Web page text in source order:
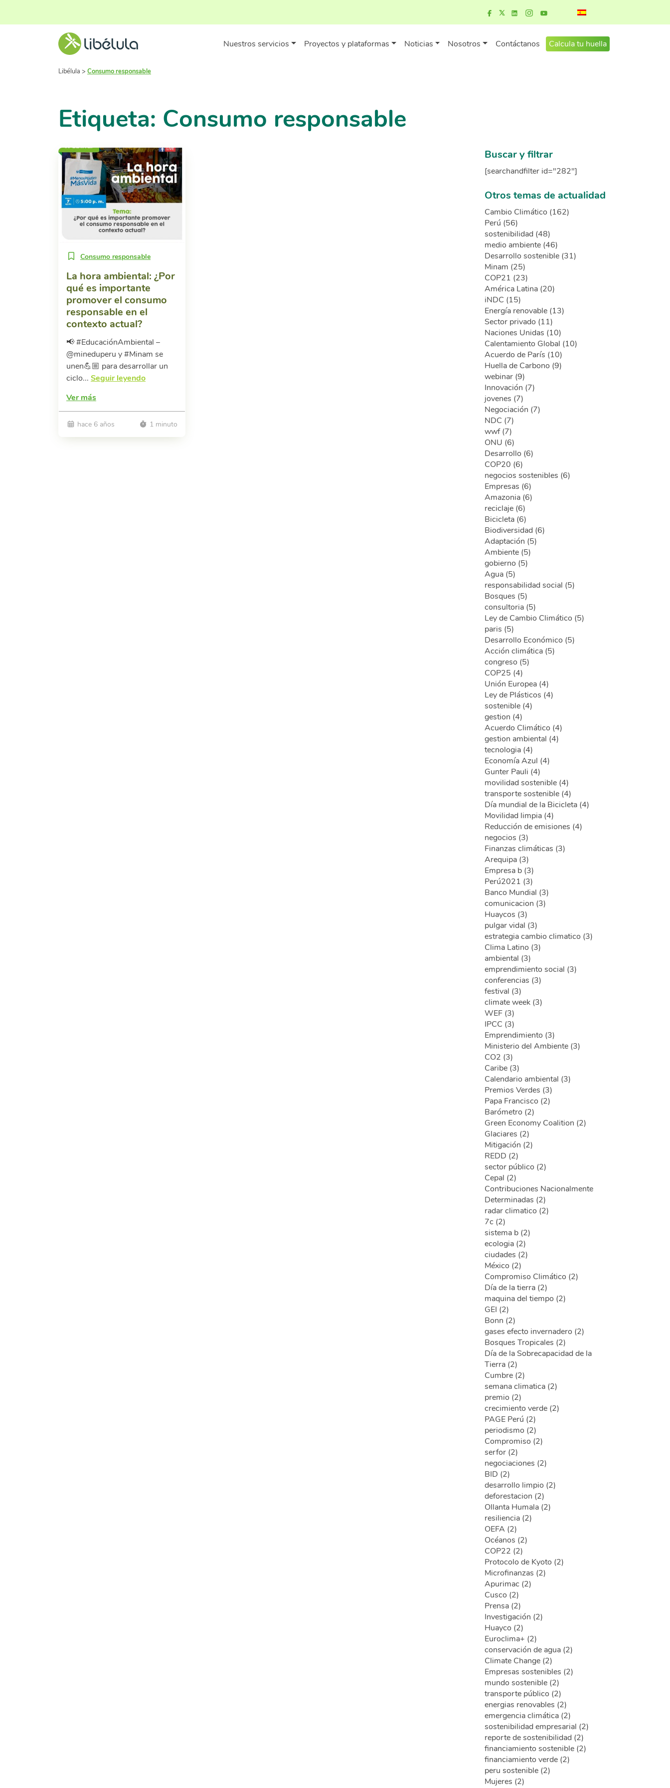
Nuestros servicios Proyectos y plataformas Noticias Nosotros Contáctanos Calcula tu huella
Libélula > Consumo responsable
Etiqueta: Consumo responsable
Consumo responsable
La hora ambiental: ¿Por
qué es importante
promover el consumo
responsable en el
contexto actual?
📢 #EducaciónAmbiental –
@mineduperu y #Minam se
unen💪🏼 para desarrollar un
ciclo... Seguir leyendo
Ver más
hace 6 años 1 minuto
Buscar y filtrar
[searchandfilter id="282"]
Otros temas de actualidad
Cambio Climático (162)
Perú (56)
sostenibilidad (48)
medio ambiente (46)
Desarrollo sostenible (31)
Minam (25)
COP21 (23)
América Latina (20)
iNDC (15)
Energía renovable (13)
Sector privado (11)
Naciones Unidas (10)
Calentamiento Global (10)
Acuerdo de París (10)
Huella de Carbono (9)
webinar (9)
Innovación (7)
jovenes (7)
Negociación (7)
NDC (7)
wwf (7)
ONU (6)
Desarrollo (6)
COP20 (6)
negocios sostenibles (6)
Empresas (6)
Amazonia (6)
reciclaje (6)
Bicicleta (6)
Biodiversidad (6)
Adaptación (5)
Ambiente (5)
gobierno (5)
Agua (5)
responsabilidad social (5)
Bosques (5)
consultoria (5)
Ley de Cambio Climático (5)
paris (5)
Desarrollo Económico (5)
Acción climática (5)
congreso (5)
COP25 (4)
Unión Europea (4)
Ley de Plásticos (4)
sostenible (4)
gestion (4)
Acuerdo Climático (4)
gestion ambiental (4)
tecnologia (4)
Economía Azul (4)
Gunter Pauli (4)
movilidad sostenible (4)
transporte sostenible (4)
Día mundial de la Bicicleta (4)
Movilidad limpia (4)
Reducción de emisiones (4)
negocios (3)
Finanzas climáticas (3)
Arequipa (3)
Empresa b (3)
Perú2021 (3)
Banco Mundial (3)
comunicacion (3)
Huaycos (3)
pulgar vidal (3)
estrategia cambio climatico (3)
Clima Latino (3)
ambiental (3)
emprendimiento social (3)
conferencias (3)
festival (3)
climate week (3)
WEF (3)
IPCC (3)
Emprendimiento (3)
Ministerio del Ambiente (3)
CO2 (3)
Caribe (3)
Calendario ambiental (3)
Premios Verdes (3)
Papa Francisco (2)
Barómetro (2)
Green Economy Coalition (2)
Glaciares (2)
Mitigación (2)
REDD (2)
sector público (2)
Cepal (2)
Contribuciones Nacionalmente
Determinadas (2)
radar climatico (2)
7c (2)
sistema b (2)
ecologia (2)
ciudades (2)
México (2)
Compromiso Climático (2)
Día de la tierra (2)
maquina del tiempo (2)
GEI (2)
Bonn (2)
gases efecto invernadero (2)
Bosques Tropicales (2)
Día de la Sobrecapacidad de la
Tierra (2)
Cumbre (2)
semana climatica (2)
premio (2)
crecimiento verde (2)
PAGE Perú (2)
periodismo (2)
Compromiso (2)
serfor (2)
negociaciones (2)
BID (2)
desarrollo limpio (2)
deforestacion (2)
Ollanta Humala (2)
resiliencia (2)
OEFA (2)
Océanos (2)
COP22 (2)
Protocolo de Kyoto (2)
Microfinanzas (2)
Apurimac (2)
Cusco (2)
Prensa (2)
Investigación (2)
Huayco (2)
Euroclima+ (2)
conservación de agua (2)
Climate Change (2)
Empresas sostenibles (2)
mundo sostenible (2)
transporte público (2)
energias renovables (2)
emergencia climática (2)
sostenibilidad empresarial (2)
reporte de sostenibilidad (2)
financiamiento sostenible (2)
financiamiento verde (2)
peru sostenible (2)
Mujeres (2)